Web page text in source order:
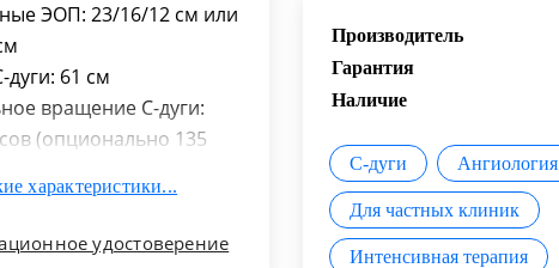
ЭОП: 23/16/12 см или
дуги: 61 см
вращение С-дуги:
(опционально 135
станции: 2
(опционально
характеристики...
удостоверение
Производитель
Гарантия
Наличие
С-дуги Ангиология
Для частных клиник
Интенсивная терапия